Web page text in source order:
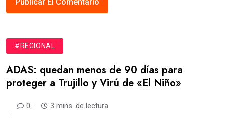
#REGIONAL
ADAS: quedan menos de 90 días para
proteger a Trujillo y Virú de «El Niño»
0 3 mins. de lectura